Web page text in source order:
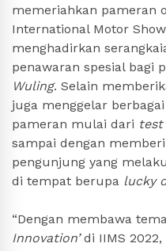
memeriahkan pameran
International Motor
menghadirkan
penawaran spesial bagi
Wuling. Selain
juga menggelar
pameran mulai dari test
sampai dengan
pengunjung yang
di tempat berupa lucky
“Dengan membawa
Innovation’di IIMS